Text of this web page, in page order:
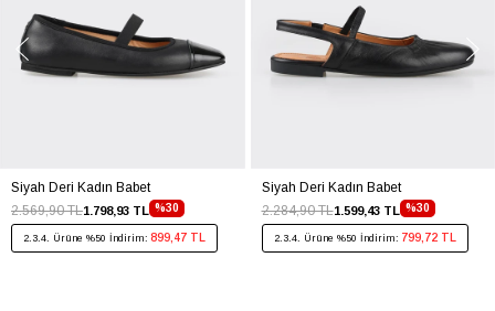
Siyah Deri Kadın Babet
%30
1.798,93 TL
2.569,90 TL
2.3.4. Ürüne %50 İndirim: 899,47 TL
Siyah Deri Kadın Babet
%30
1.599,43 TL
2.284,90 TL
2.3.4. Ürüne %50 İndirim: 799,72 TL